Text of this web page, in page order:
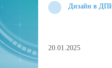
Дизайн в
20.01.2025